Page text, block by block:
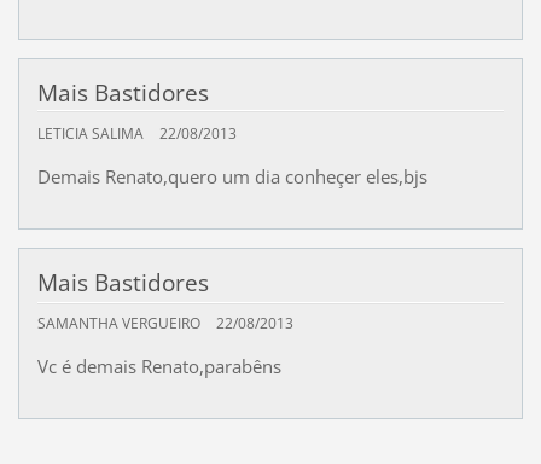
Mais Bastidores
LETICIA SALIMA 22/08/2013
Demais Renato,quero um dia conheçer eles,bjs
Mais Bastidores
SAMANTHA VERGUEIRO 22/08/2013
Vc é demais Renato,parabêns